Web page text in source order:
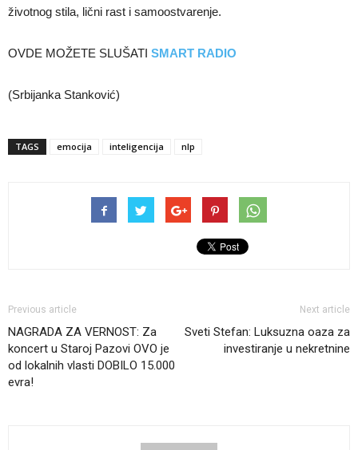
životnog stila, lični rast i samoostvarenje.
OVDE MOŽETE SLUŠATI SMART RADIO
(Srbijanka Stanković)
TAGS emocija inteligencija nlp
Previous article
NAGRADA ZA VERNOST: Za
koncert u Staroj Pazovi OVO je
od lokalnih vlasti DOBILO 15.000
evra!
Next article
Sveti Stefan: Luksuzna oaza za
investiranje u nekretnine